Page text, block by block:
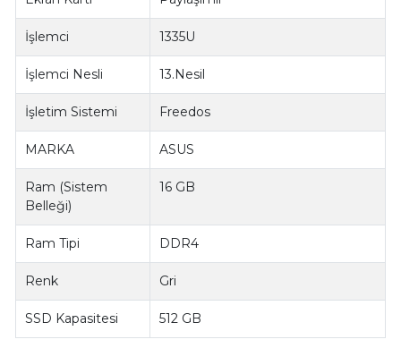
İşlemci 1335U
İşlemci Nesli 13.Nesil
İşletim Sistemi Freedos
MARKA ASUS
Ram (Sistem
Belleği)
16 GB
Ram Tipi DDR4
Renk Gri
SSD Kapasitesi 512 GB